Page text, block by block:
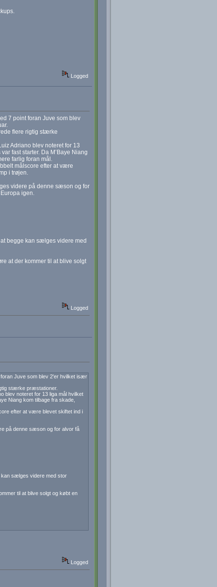
Logged
7 point foran Juve som blev
flere rigtig stærke
Adriano blev noteret for 13
fast starter. Da M’Baye Niang
farlig foran mål.
målscore efter at være
i trøjen.
videre på denne sæson og for
igen.
begge kan sælges videre med
at der kommer til at blive solgt
Logged
Juve som blev 2'er hvilket især
stærke præstationer.
blev noteret for 13 liga mål hvilket
Niang kom tilbage fra skade,
efter at være blevet skiftet ind i
på denne sæson og for alvor få
kan sælges videre med stor
til at blive solgt og købt en
Logged